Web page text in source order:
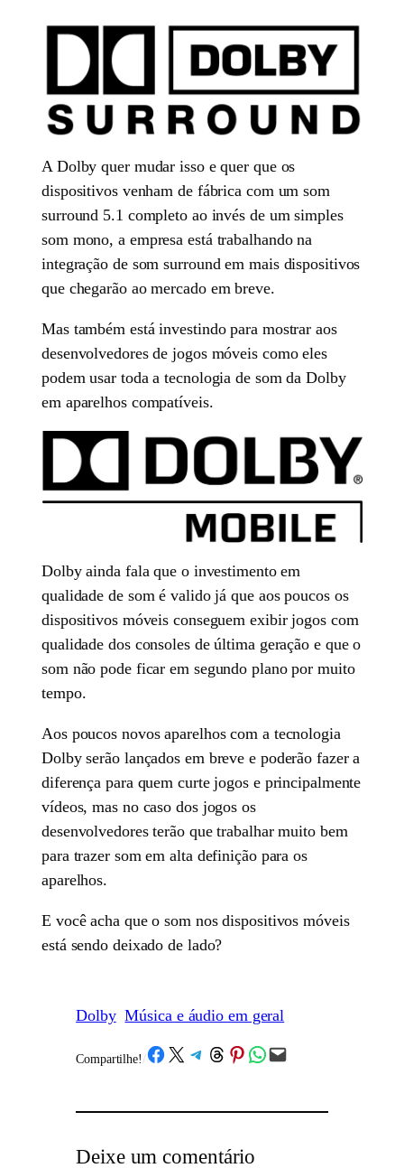
A Dolby quer mudar isso e quer que os
dispositivos venham de fábrica com um som
surround 5.1 completo ao invés de um simples
som mono, a empresa está trabalhando na
integração de som surround em mais dispositivos
que chegarão ao mercado em breve.
Mas também está investindo para mostrar aos
desenvolvedores de jogos móveis como eles
podem usar toda a tecnologia de som da Dolby
em aparelhos compatíveis.
Dolby ainda fala que o investimento em
qualidade de som é valido já que aos poucos os
dispositivos móveis conseguem exibir jogos com
qualidade dos consoles de última geração e que o
som não pode ficar em segundo plano por muito
tempo.
Aos poucos novos aparelhos com a tecnologia
Dolby serão lançados em breve e poderão fazer a
diferença para quem curte jogos e principalmente
vídeos, mas no caso dos jogos os
desenvolvedores terão que trabalhar muito bem
para trazer som em alta definição para os
aparelhos.
E você acha que o som nos dispositivos móveis
está sendo deixado de lado?
Dolby Música e áudio em geral
Compartilhe! /Share on Facebook
Share on X Share on Telegram
Share on Threads
Share on Pinterest
Share on WhatsApp
Email this Page
Deixe um comentário